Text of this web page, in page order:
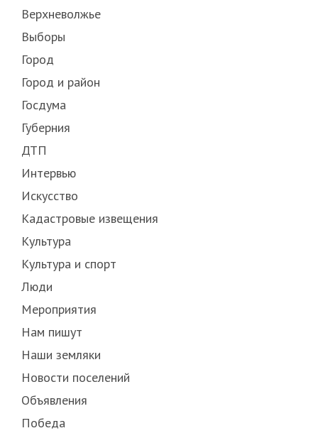
Верхневолжье
Выборы
Город
Город и район
Госдума
Губерния
ДТП
Интервью
Искусство
Кадастровые извещения
Культура
Культура и спорт
Люди
Мероприятия
Нам пишут
Наши земляки
Новости поселений
Объявления
Победа